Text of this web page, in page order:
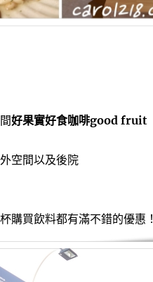
好果實好食咖啡good fruit
空間以及後院
購買飲料都有滿不錯的優惠！